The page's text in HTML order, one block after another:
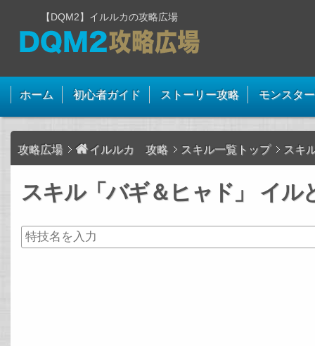
【DQM2】イルルカの攻略広場
ホーム 初心者ガイド ストーリー攻略 モンスタ
攻略広場 イルルカ 攻略 スキル一覧トップ スキ
スキル「バギ＆ヒャド」 イル